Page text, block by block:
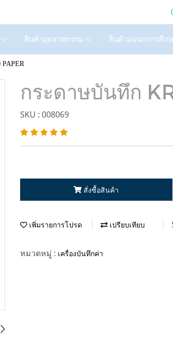
(GIC) Call Us :
สินค้าอุตสาหกรรม สินค้าแผนกการศึก
กระดาษบันทึก
SKU : 008069
สั่งซื้อสินค้า
เพิ่มรายการโปรด เปรียบเทียบ
หมวดหมู่ : เครื่องบันทึกค่า